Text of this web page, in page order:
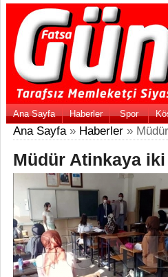
Ana Sayfa Haberler Spor
Ana Sayfa» Haberler »
Müdür Atinkaya